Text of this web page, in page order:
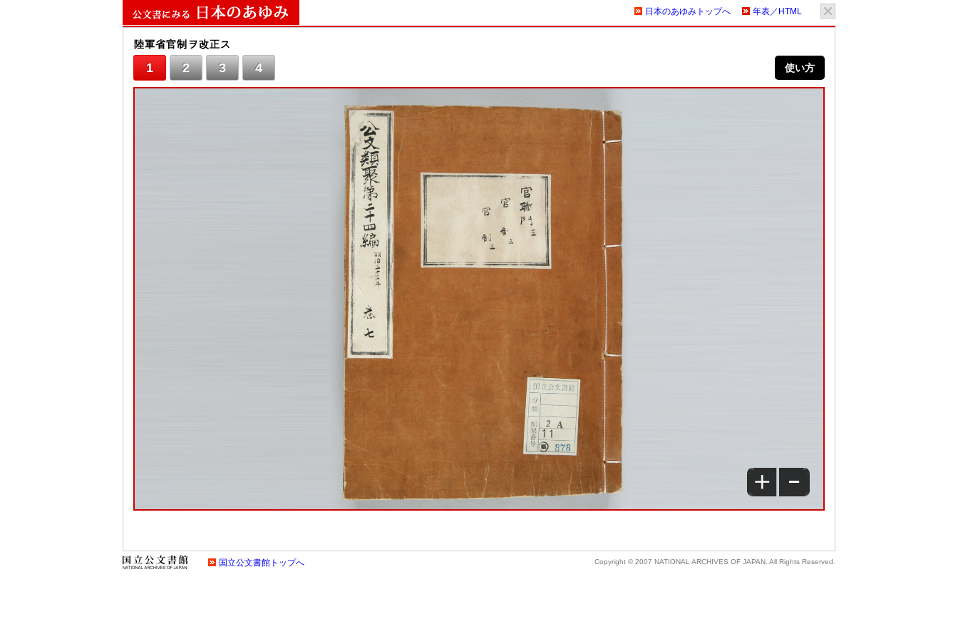
日本のあゆみトップへ 年表／HTML
陸軍省官制ヲ改正ス
1 2 3 4 使い方
国立公文書館トップへ Copyright © 2007 NATIONAL ARCHIVES OF JAPAN. All Rights Reserved.